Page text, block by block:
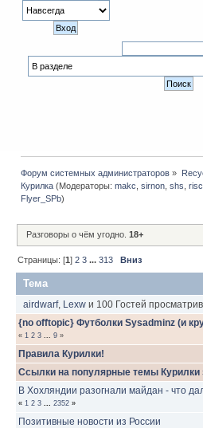
Форум системных администраторов »
Курилка (Модераторы:makc ,sirnon ,shs ,risc
Flyer_SPb)
Разговоры о чём угодно.18+
Страницы: [1]2 3 ...313 Вниз
Тема
airdwarf, Lexwи 100 Гостей
{no offtopic} Футболки Sysadminz (и
« 1 2 3 9 »
Правила Курилки!
Ссылки на популярные темы Курилки
В Хохляндии разогнали майдан - что
« 1 2 3 2352 »
Позитивные новости из России